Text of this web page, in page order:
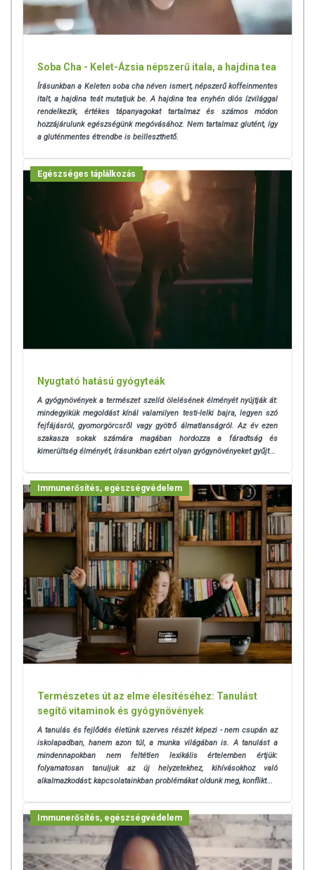
Soba Cha - Kelet-Ázsia népszerű itala, a hajdina tea
Írásunkban a Keleten soba cha néven ismert, népszerű koffeinmentes
italt, a hajdina teát mutatjuk be. A hajdina tea enyhén diós ízvilággal
rendelkezik, értékes tápanyagokat tartalmaz és számos módon
hozzájárulunk egészségünk megóvásához. Nem tartalmaz glutént, így
a gluténmentes étrendbe is beilleszthető.
Egészséges táplálkozás
Nyugtató hatású gyógyteák
A gyógynövények a természet szelíd ölelésének élményét nyújtják át:
mindegyikük megoldást kínál valamilyen testi-lelki bajra, legyen szó
fejfájásról, gyomorgörcsről vagy gyötrő álmatlanságról. Az év ezen
szakasza sokak számára magában hordozza a fáradtság és
kimerültség élményét, írásunkban ezért olyan gyógynövényeket gyűjt...
Immunerősítés, egészségvédelem
Természetes út az elme élesítéséhez: Tanulást
segítő vitaminok és gyógynövények
A tanulás és fejlődés életünk szerves részét képezi - nem csupán az
iskolapadban, hanem azon túl, a munka világában is. A tanulást a
mindennapokban nem feltétlen lexikális értelemben értjük:
folyamatosan tanuljuk az új helyzetekhez, kihívásokhoz való
alkalmazkodást; kapcsolatainkban problémákat oldunk meg, konflikt...
Immunerősítés, egészségvédelem